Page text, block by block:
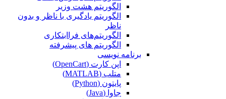
الگوریتم هشت وزیر
الگوریتم یادگیری با ناظر و بدون
ناظر
الگوریتم‌های فراابتکاری
الگوریتم های پیشرفته
برنامه نویسی
اپن کارت (OpenCart)
متلب (MATLAB)
پایتون (Python)
جاوا (Java)